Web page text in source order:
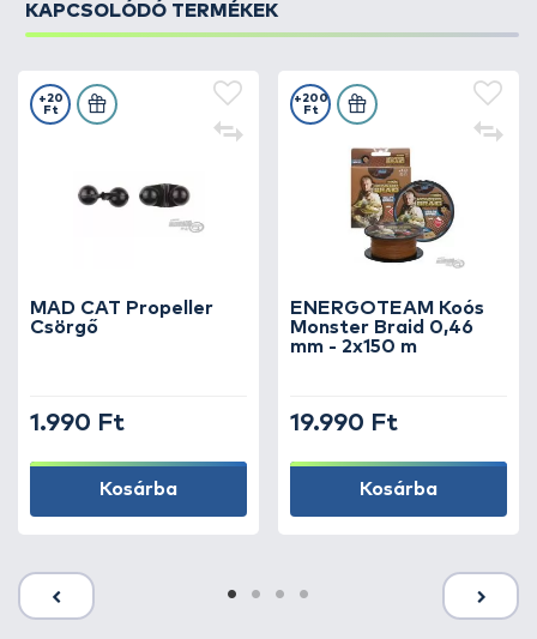
KAPCSOLÓDÓ TERMÉKEK
MAD CAT Propeller
Csörgő
+20
Ft
1.990 Ft
Kosárba
ENERGOTEAM Koós
Monster Braid 0,46
mm - 2x150 m
+200
Ft
19.990 Ft
Kosárba